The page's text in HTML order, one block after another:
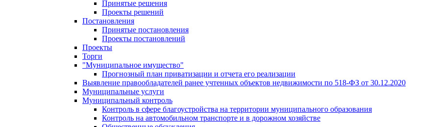
Принятые решения
Проекты решений
Постановления
Принятые постановления
Проекты постановлений
Проекты
Торги
"Муниципальное имущество"
Прогнозный план приватизации и отчета его реализации
Выявление правообладателей ранее учтенных объектов недвижимости по 518-ФЗ от 30.12.2020
Муниципальные услуги
Муниципальный контроль
Контроль в сфере благоустройства на территории муниципального образования
Контроль на автомобильном транспорте и в дорожном хозяйстве